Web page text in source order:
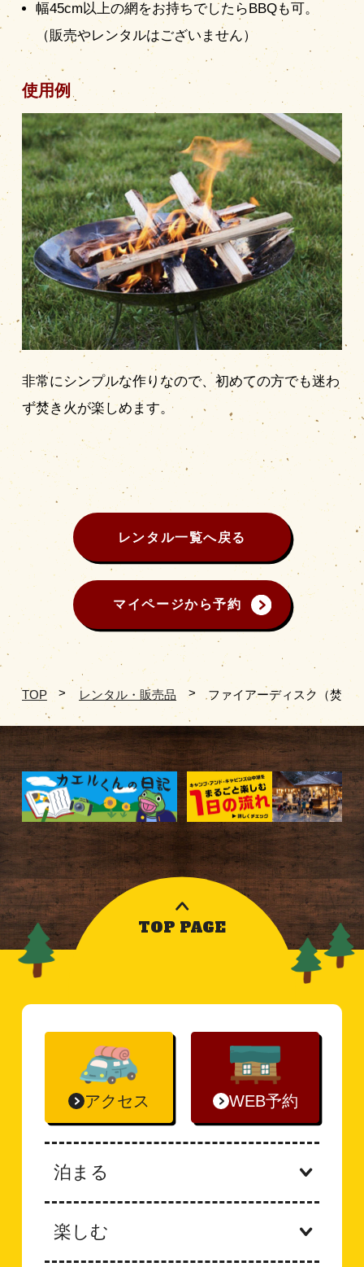
幅45cm以上の網をお持ちでしたらBBQも可。
（販売やレンタルはございません）
使用例
非常にシンプルな作りなので、初めての方でも迷わ
ず焚き火が楽しめます。
レンタル一覧へ戻る
マイページから予約
TOP レンタル・販売品 ファイアーディスク（焚火
TOP PAGE
泊まる
楽しむ
アクセス WEB予約